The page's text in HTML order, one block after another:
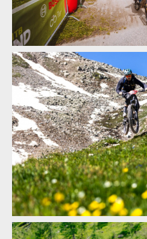
Report: ALLAROUND 2024 -
7600 metrů z kopce na 160 km
Report: ALLAROUND 2024 -
7600 metrů z kopce na 160 km
Report: ALLAROUND 2024 -
7600 metrů z kopce na 160 km
Report: ALLAROUND 2024 -
7600 metrů z kopce na 160 km
Report: ALLAROUND 2024 -
7600 metrů z kopce na 160 km